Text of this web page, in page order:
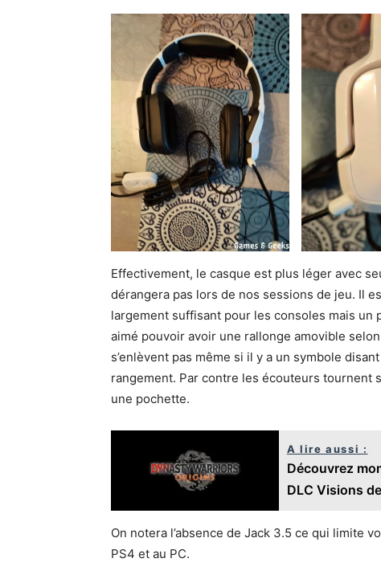
Effectivement, le casque est plus léger avec
dérangera pas lors de nos sessions de jeu. Il
largement suffisant pour les consoles mais un
aimé pouvoir avoir une rallonge amovible
s’enlèvent pas même si il y a un symbole
rangement. Par contre les écouteurs tournent
une pochette.
A lire aussi :
Découvrez
DLC Visions
On notera l’absence de Jack 3.5 ce qui limite
PS4 et au PC.